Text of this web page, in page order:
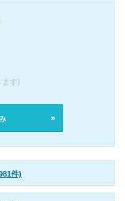
ます)
件)